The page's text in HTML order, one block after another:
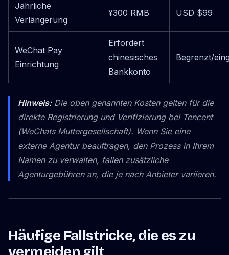
Jährliche
Verlängerung
¥300 RMB USD $99
WeChat Pay
Einrichtung
Erfordert
chinesisches
Bankkonto
Begrenzt/
Hinweis:Die oben genannten Kosten gelten für die
direkte Registrierung und Verifizierung bei Tencent
(WeChats Muttergesellschaft). Wenn Sie eine
externe Agentur beauftragen, den Prozess in Ihrem
Namen zu verwalten, fallen zusätzliche
Agenturgebühren an, die je nach Anbieter variieren.
Häufige Fallstricke, die es zu